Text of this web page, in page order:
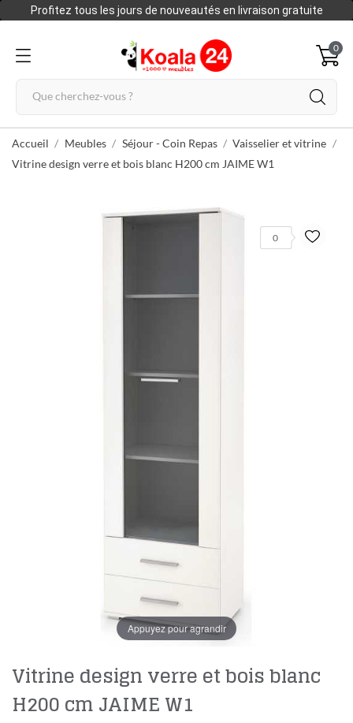
Profitez tous les jours de nouveautés en livraison gratuite
0
Accueil Meubles Séjour - Coin Repas
Vaisselier et vitrine
Vitrine design verre et bois blanc H200 cm JAIME W1
Appuyez pour agrandir
0
Vitrine design verre et bois blanc
H200 cm JAIME W1